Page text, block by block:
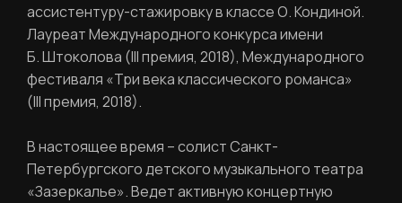
ассистентуру-стажировку в классе О. Кондиной.
Лауреат Международного конкурса имени
Б. Штоколова (III премия, 2018), Международного
фестиваля «Три века классического романса»
(III премия, 2018).
В настоящее время – солист Санкт-
Петербургского детского музыкального театра
«Зазеркалье». Ведет активную концертную